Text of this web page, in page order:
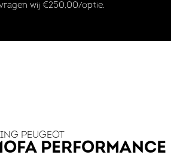
wij €250,00/optie.
PEUGEOT
PERFORMANCE